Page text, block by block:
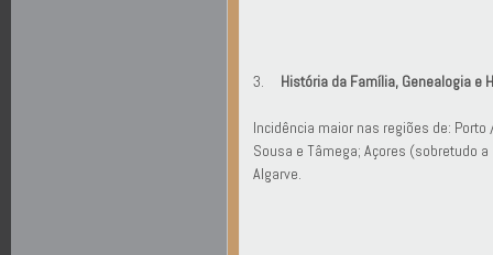
3. História da Família, Genealogia e
Incidência maior nas regiões de: Porto
Sousa e Tâmega; Açores (sobretudo
Algarve.